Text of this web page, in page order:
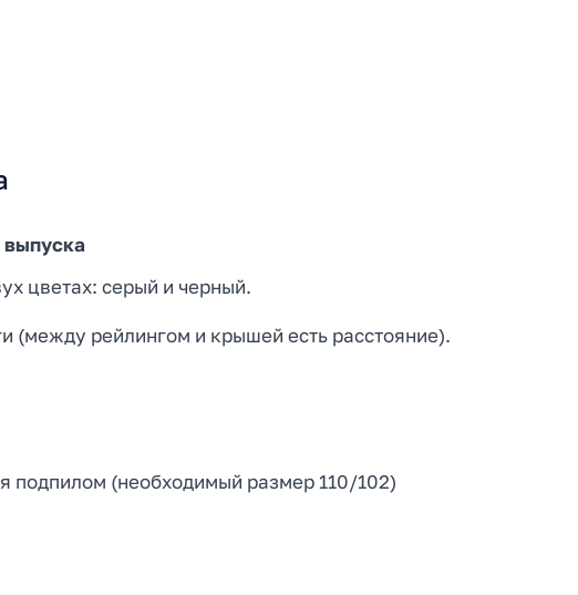
выпуска
цветах: серый и черный.
(между рейлингом и крышей есть расстояние).
подпилом (необходимый размер 110/102)